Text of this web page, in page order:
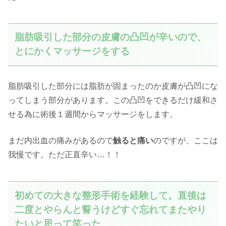
脂肪吸引した部分の皮膚の凸凹が辛いので、
とにかくマッサージをする
脂肪吸引した部分には脂肪が固まったのか皮膚が凸凹にな
ってしまう部分があります。この凸凹をできるだけ緩和さ
せる為に術後１週間からマッサージをします。
まだ内出血の痛みがあるので触ると痛いのですが、ここは
我慢です。ただ正直辛い…！！
初めての大きな整形手術を経験して。直後は
二度とやらんと誓うけどすぐ忘れてまたやり
たいと思って笑った